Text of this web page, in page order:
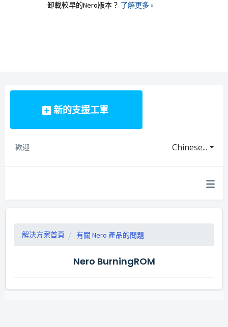
卸載較早的Nero版本？ 了解更多 »
新的支援工單
Chinese...
歡迎
解決方案首頁 有關 Nero 產品的問題
Nero BurningROM